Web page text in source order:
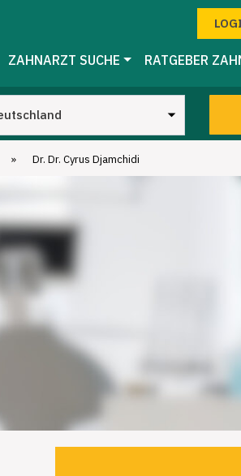
ZAHNARZT SUCHE RATGEBER
» Dr. Dr. Cyrus Djamchidi